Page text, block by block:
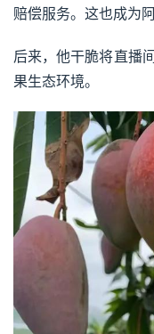
赔偿服务。这也成为
后来，他干脆将直播
果生态环境。